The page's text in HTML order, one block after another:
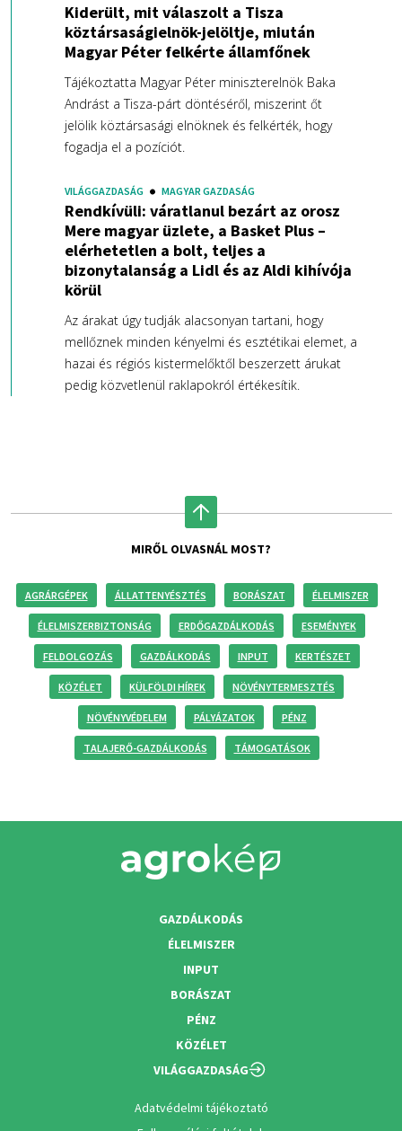
Kiderült, mit válaszolt a Tisza
köztársaságielnök-jelöltje, miután
Magyar Péter felkérte államfőnek
Tájékoztatta Magyar Péter miniszterelnök Baka
Andrást a Tisza-párt döntéséről, miszerint őt
jelölik köztársasági elnöknek és felkérték, hogy
fogadja el a pozíciót.
VILÁGGAZDASÁG MAGYAR GAZDASÁG
Rendkívüli: váratlanul bezárt az orosz
Mere magyar üzlete, a Basket Plus –
elérhetetlen a bolt, teljes a
bizonytalanság a Lidl és az Aldi kihívója
körül
Az árakat úgy tudják alacsonyan tartani, hogy
mellőznek minden kényelmi és esztétikai elemet, a
hazai és régiós kistermelőktől beszerzett árukat
pedig közvetlenül raklapokról értékesítik.
MIRŐL OLVASNÁL MOST?
AGRÁRGÉPEK ÁLLATTENYÉSZTÉS BORÁSZAT ÉLELMISZER
ÉLELMISZERBIZTONSÁG ERDŐGAZDÁLKODÁS ESEMÉNYEK
FELDOLGOZÁS GAZDÁLKODÁS INPUT KERTÉSZET
KÖZÉLET KÜLFÖLDI HÍREK NÖVÉNYTERMESZTÉS
NÖVÉNYVÉDELEM PÁLYÁZATOK PÉNZ
TALAJERŐ-GAZDÁLKODÁS TÁMOGATÁSOK
GAZDÁLKODÁS
ÉLELMISZER
INPUT
BORÁSZAT
PÉNZ
KÖZÉLET
VILÁGGAZDASÁG
Adatvédelmi tájékoztató